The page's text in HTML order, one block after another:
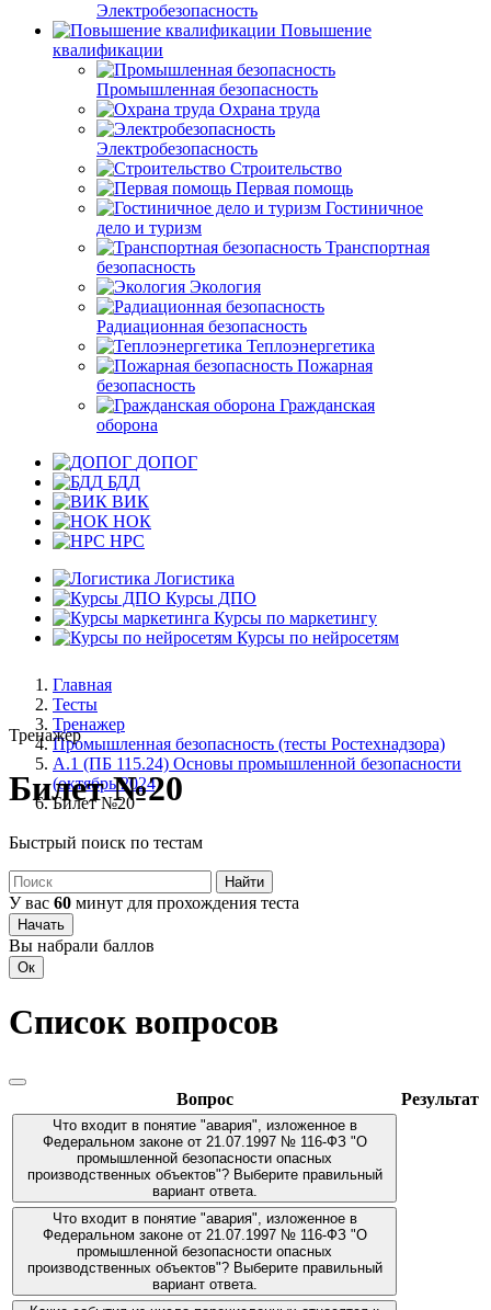
Электробезопасность
Повышение
квалификации
Промышленная безопасность
Охрана труда
Электробезопасность
Строительство
Первая помощь
Гостиничное
дело и туризм
Транспортная
безопасность
Экология
Радиационная безопасность
Теплоэнергетика
Пожарная
безопасность
Гражданская
оборона
ДОПОГ
БДД
ВИК
НОК
НРС
Логистика
Курсы ДПО
Курсы по маркетингу
Курсы по нейросетям
Главная
Тесты
Тренажер
Промышленная безопасность (тесты Ростехнадзора)
А.1 (ПБ 115.24) Основы промышленной безопасности
(октябрь 2024)
Билет №20
Тренажер
Билет №20
Быстрый поиск по тестам
Найти
У вас 60 минут для прохождения теста
Начать
Вы набрали баллов
Ок
Список вопросов
Вопрос Результат
Что входит в понятие "авария", изложенное в
Федеральном законе от 21.07.1997 № 116-ФЗ "О
промышленной безопасности опасных
производственных объектов"? Выберите правильный
вариант ответа.
Что входит в понятие "авария", изложенное в
Федеральном законе от 21.07.1997 № 116-ФЗ "О
промышленной безопасности опасных
производственных объектов"? Выберите правильный
вариант ответа.